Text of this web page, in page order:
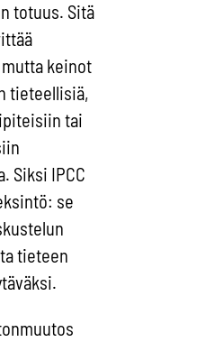
totuus. Sitä
keinot
tieteellisiä,
tai
Siksi IPCC
se
tieteen